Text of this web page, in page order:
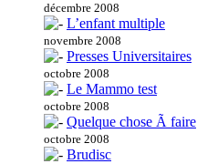
décembre 2008
L’enfant multiple
novembre 2008
Presses Universitaires
octobre 2008
Le Mammo test
octobre 2008
Quelque chose Ã faire
octobre 2008
Brudisc